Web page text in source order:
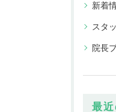
新着
スタ
院長
最